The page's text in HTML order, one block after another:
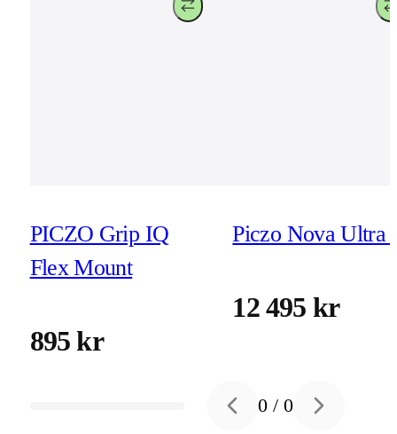
PICZO Grip IQ
Flex Mount
895 kr
Piczo Nova Ultra
12 495 kr
Previous slide
0 /0 Next slide